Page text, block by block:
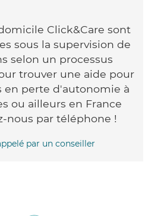
Click&Care sont
sous la supervision de
selon un processus
trouver une aide pour
en perte d'autonomie à
ou ailleurs en France
nous par téléphone !
par un conseiller